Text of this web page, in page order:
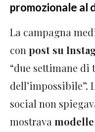
promozionale al
La campagna
con post su
“due settimane
dell’impossibile”.
social non
mostrava